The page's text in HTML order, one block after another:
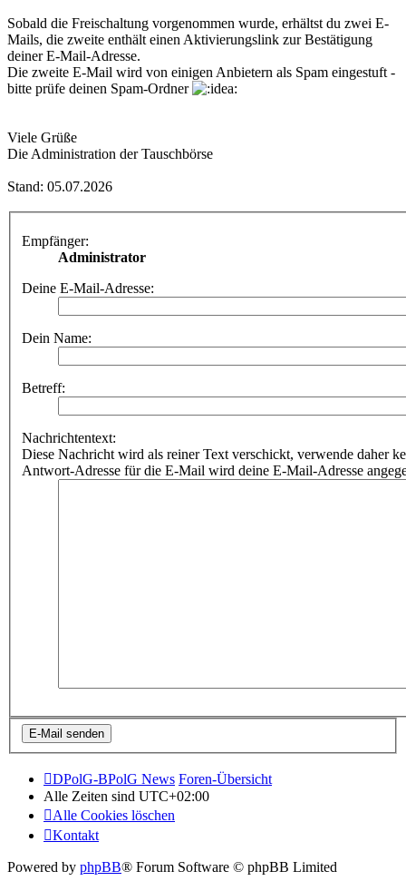
Sobald die Freischaltung vorgenommen wurde, erhältst du zwei E-
Mails, die zweite enthält einen Aktivierungslink zur Bestätigung
deiner E-Mail-Adresse.
Die zweite E-Mail wird von einigen Anbietern als Spam eingestuft -
bitte prüfe deinen Spam-Ordner
Viele Grüße
Die Administration der Tauschbörse
Stand: 05.07.2026
Empfänger:
Administrator
Deine E-Mail-Adresse:
Dein Name:
Betreff:
Nachrichtentext:
Diese Nachricht wird als reiner Text verschickt, verwende daher
Antwort-Adresse für die E-Mail wird deine E-Mail-Adresse
DPolG-BPolG News Foren-Übersicht
Alle Zeiten sind UTC+02:00
Alle Cookies löschen
Kontakt
Powered by phpBB® Forum Software © phpBB Limited